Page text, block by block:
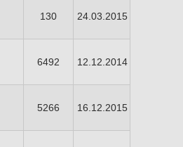
130 24.03.2015
6492 12.12.2014
5266 16.12.2015